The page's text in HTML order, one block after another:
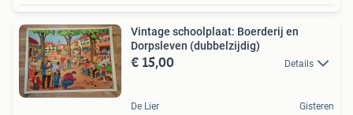
Vintage schoolplaat: Boerderij en
Dorpsleven (dubbelzijdig)
€ 15,00 Details
De Lier Gisteren